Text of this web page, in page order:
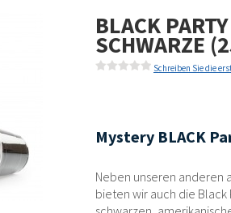
BLACK
SCHWARZE
Schreiben Sie die
Mystery BLACK
Neben unseren anderen
bieten wir auch die Black